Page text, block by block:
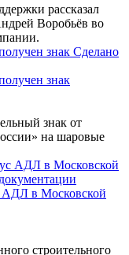
рассказал
Воробьёв во
знак
знак от
на шаровые
АДЛ в Московской
строительного